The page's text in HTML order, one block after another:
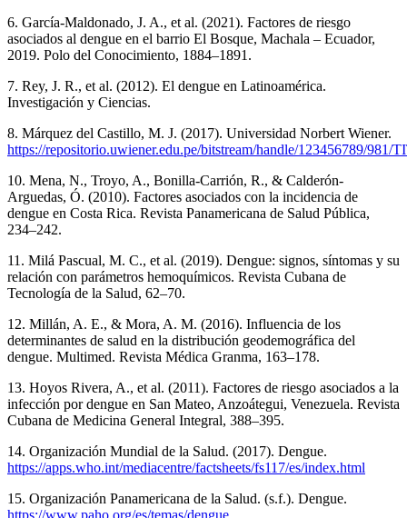
6. García-Maldonado, J. A., et al. (2021). Factores de riesgo
asociados al dengue en el barrio El Bosque, Machala – Ecuador,
2019. Polo del Conocimiento, 1884–1891.
7. Rey, J. R., et al. (2012). El dengue en Latinoamérica.
Investigación y Ciencias.
8. Márquez del Castillo, M. J. (2017). Universidad Norbert Wiener.
https://repositorio.uwiener.edu.pe/bitstream/handle/123456789/
10. Mena, N., Troyo, A., Bonilla-Carrión, R., & Calderón-
Arguedas, Ó. (2010). Factores asociados con la incidencia de
dengue en Costa Rica. Revista Panamericana de Salud Pública,
234–242.
11. Milá Pascual, M. C., et al. (2019). Dengue: signos, síntomas y su
relación con parámetros hemoquímicos. Revista Cubana de
Tecnología de la Salud, 62–70.
12. Millán, A. E., & Mora, A. M. (2016). Influencia de los
determinantes de salud en la distribución geodemográfica del
dengue. Multimed. Revista Médica Granma, 163–178.
13. Hoyos Rivera, A., et al. (2011). Factores de riesgo asociados a la
infección por dengue en San Mateo, Anzoátegui, Venezuela. Revista
Cubana de Medicina General Integral, 388–395.
14. Organización Mundial de la Salud. (2017). Dengue.
https://apps.who.int/mediacentre/factsheets/fs117/es/index.html
15. Organización Panamericana de la Salud. (s.f.). Dengue.
https://www.paho.org/es/temas/dengue